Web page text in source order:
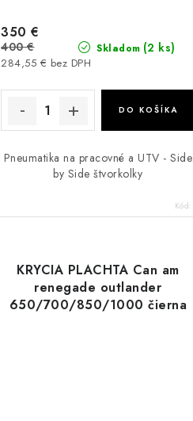
Skladom (2 ks)
284,55 € bez DPH
350 €
400 €
DO KOŠÍKA
Pneumatika na pracovné a UTV - Side
by Side štvorkolky
Kód:
KRYCIA PLACHTA Can am
renegade outlander
650/700/850/1000 čierna